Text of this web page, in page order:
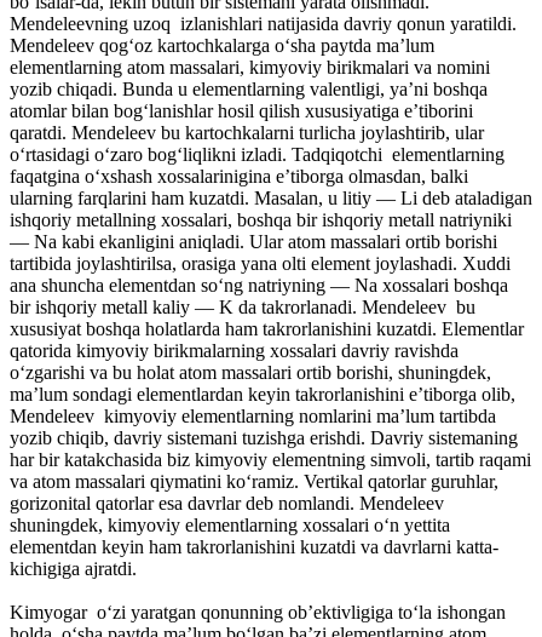
Mendeleevning uzoq izlanishlari natijasida davriy qonun yaratildi.
Mendeleev qog‘oz kartochkalarga o‘sha paytda ma’lum
elementlarning atom massalari, kimyoviy birikmalari va nomini
yozib chiqadi. Bunda u elementlarning valentligi, ya’ni boshqa
atomlar bilan bog‘lanishlar hosil qilish xususiyatiga e’tiborini
qaratdi. Mendeleev bu kartochkalarni turlicha joylashtirib, ular
o‘rtasidagi o‘zaro bog‘liqlikni izladi. Tadqiqotchi elementlarning
faqatgina o‘xshash xossalarinigina e’tiborga olmasdan, balki
ularning farqlarini ham kuzatdi. Masalan, u litiy — Li deb ataladigan
ishqoriy metallning xossalari, boshqa bir ishqoriy metall natriyniki
— Na kabi ekanligini aniqladi. Ular atom massalari ortib borishi
tartibida joylashtirilsa, orasiga yana olti element joylashadi. Xuddi
ana shuncha elementdan so‘ng natriyning — Na xossalari boshqa
bir ishqoriy metall kaliy — K da takrorlanadi. Mendeleev bu
xususiyat boshqa holatlarda ham takrorlanishini kuzatdi. Elementlar
qatorida kimyoviy birikmalarning xossalari davriy ravishda
o‘zgarishi va bu holat atom massalari ortib borishi, shuningdek,
ma’lum sondagi elementlardan keyin takrorlanishini e’tiborga olib,
Mendeleev kimyoviy elementlarning nomlarini ma’lum tartibda
yozib chiqib, davriy sistemani tuzishga erishdi. Davriy sistemaning
har bir katakchasida biz kimyoviy elementning simvoli, tartib raqami
va atom massalari qiymatini ko‘ramiz. Vertikal qatorlar guruhlar,
gorizonital qatorlar esa davrlar deb nomlandi. Mendeleev
shuningdek, kimyoviy elementlarning xossalari o‘n yettita
elementdan keyin ham takrorlanishini kuzatdi va davrlarni katta-
kichigiga ajratdi.
Kimyogar o‘zi yaratgan qonunning ob’ektivligiga to‘la ishongan